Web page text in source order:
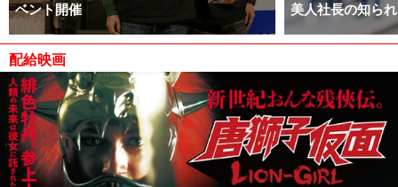
ベント開催
美人社長の知ら
配給映画